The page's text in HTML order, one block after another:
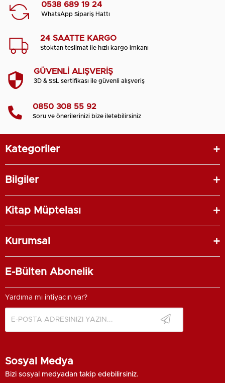
0538 689 19 24
WhatsApp Sipariş Hattı
24 SAATTE KARGO
Stoktan teslimat ile hızlı kargo imkanı
GÜVENLİ ALIŞVERİŞ
3D & SSL sertifikası ile güvenli alışveriş
0850 308 55 92
Soru ve önerilerinizi bize iletebilirsiniz
Kategoriler
Bilgiler
Kitap Müptelası
Kurumsal
E-Bülten Abonelik
Yardıma mı ihtiyacın var?
Sosyal Medya
Bizi sosyal medyadan takip edebilirsiniz.